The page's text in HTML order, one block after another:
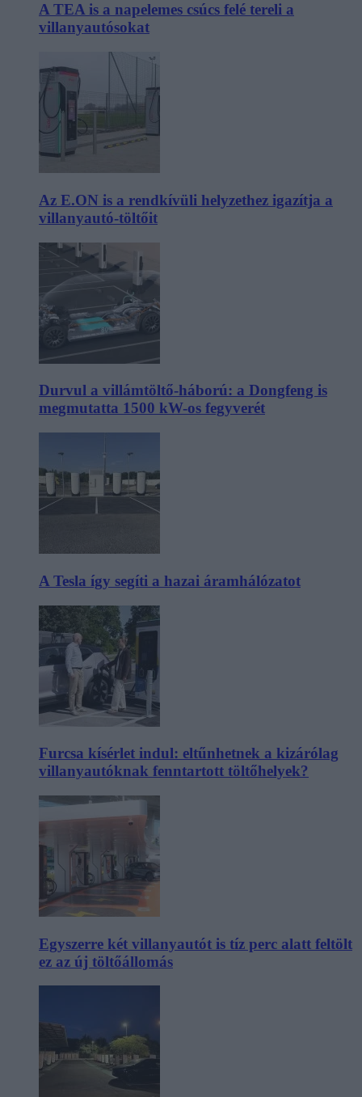
A TEA is a napelemes csúcs felé tereli a
villanyautósokat
Az E.ON is a rendkívüli helyzethez igazítja a
villanyautó-töltőit
Durvul a villámtöltő-háború: a Dongfeng is
megmutatta 1500 kW-os fegyverét
A Tesla így segíti a hazai áramhálózatot
Furcsa kísérlet indul: eltűnhetnek a kizárólag
villanyautóknak fenntartott töltőhelyek?
Egyszerre két villanyautót is tíz perc alatt feltölt
ez az új töltőállomás